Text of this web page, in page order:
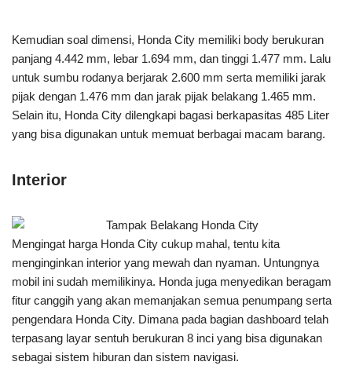
Kemudian soal dimensi, Honda City memiliki body berukuran
panjang 4.442 mm, lebar 1.694 mm, dan tinggi 1.477 mm. Lalu
untuk sumbu rodanya berjarak 2.600 mm serta memiliki jarak
pijak dengan 1.476 mm dan jarak pijak belakang 1.465 mm.
Selain itu, Honda City dilengkapi bagasi berkapasitas 485 Liter
yang bisa digunakan untuk memuat berbagai macam barang.
Interior
Mengingat harga Honda City cukup mahal, tentu kita
menginginkan interior yang mewah dan nyaman. Untungnya
mobil ini sudah memilikinya. Honda juga menyedikan beragam
fitur canggih yang akan memanjakan semua penumpang serta
pengendara Honda City. Dimana pada bagian dashboard telah
terpasang layar sentuh berukuran 8 inci yang bisa digunakan
sebagai sistem hiburan dan sistem navigasi.